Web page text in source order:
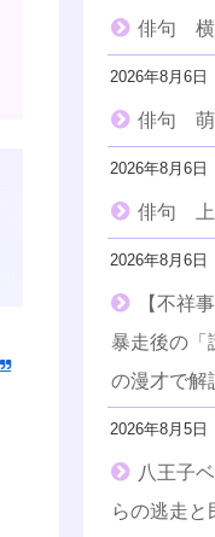
俳句 横
2026年8月6日
俳句 萌
2026年8月6日
俳句 上
2026年8月6日
【不祥
暴走後の「
の漫才で解
2026年8月5日
八王子
らの逃走